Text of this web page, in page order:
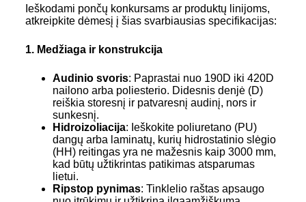
Ieškodami pončų konkursams ar produktų linijoms,
atkreipkite dėmesį į šias svarbiausias specifikacijas:
1. Medžiaga ir konstrukcija
Audinio svoris: Paprastai nuo 190D iki 420D
nailono arba poliesterio. Didesnis denjė (D)
reiškia storesnį ir patvaresnį audinį, nors ir
sunkesnį.
Hidroizoliacija: Ieškokite poliuretano (PU)
dangų arba laminatų, kurių hidrostatinio slėgio
(HH) reitingas yra ne mažesnis kaip 3000 mm,
kad būtų užtikrintas patikimas atsparumas
lietui.
Ripstop pynimas: Tinklelio raštas apsaugo